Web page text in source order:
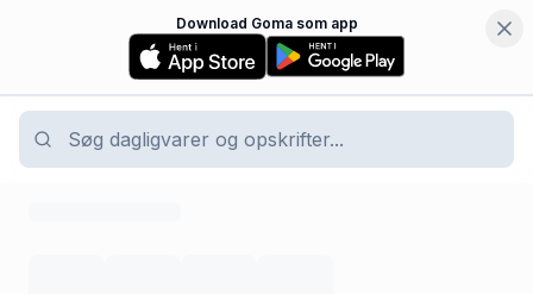
Download Goma som app